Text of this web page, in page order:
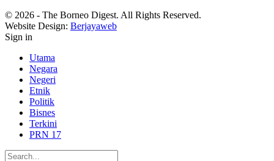
© 2026 - The Borneo Digest. All Rights Reserved.
Website Design: Berjayaweb
Sign in
Utama
Negara
Negeri
Etnik
Politik
Bisnes
Terkini
PRN 17